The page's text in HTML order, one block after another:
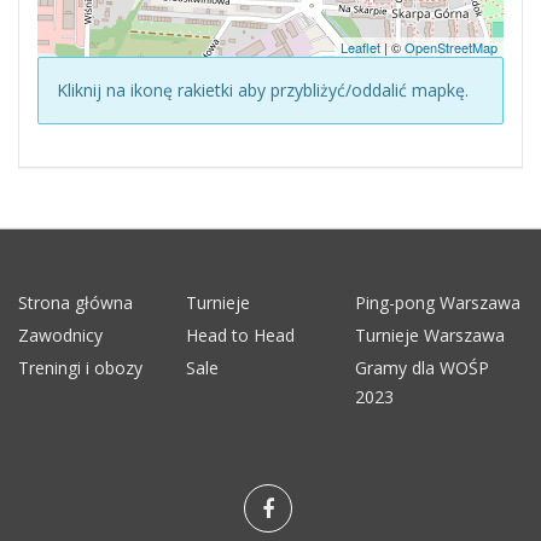
Leaflet | ©OpenStreetMap
Kliknij na ikonę rakietki aby przybliżyć/oddalić mapkę.
Strona główna Turnieje
Ping-pong Warszawa
Zawodnicy
Head to Head
Turnieje Warszawa
Treningi i obozy
Sale
Gramy dla WOŚP
2023